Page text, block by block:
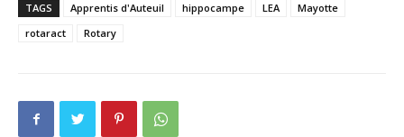
TAGS Apprentis d'Auteuil hippocampe LEA
Mayotte
rotaract
Rotary